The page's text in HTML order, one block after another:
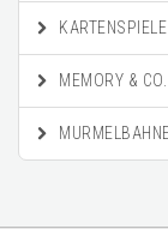
KARTENSPIELE
MEMORY & CO.